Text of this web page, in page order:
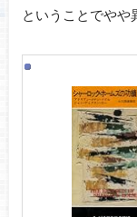
ということでやや